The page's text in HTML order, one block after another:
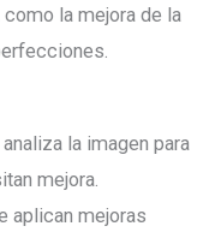
la mejora de la
la imagen para
mejora.
aplican mejoras